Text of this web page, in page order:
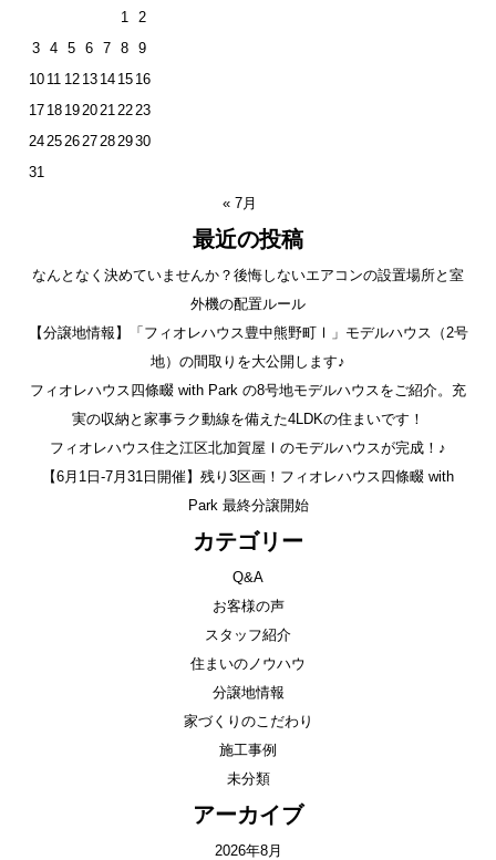
1
2
3
4 5 6 7 8
9
10 11 12 13 14 15 16
17 18 1920212223
24252627282930
31
« 7月
最近の投稿
なんとなく決めていませんか？後悔しないエアコンの設置場所と室
外機の配置ルール
【分譲地情報】「フィオレハウス豊中熊野町Ⅰ」モデルハウス（2号
地）の間取りを大公開します♪
フィオレハウス四條畷 with Park の8号地モデルハウスをご紹介。充
実の収納と家事ラク動線を備えた4LDKの住まいです！
フィオレハウス住之江区北加賀屋Ⅰのモデルハウスが完成！♪
【6月1日-7月31日開催】残り3区画！フィオレハウス四條畷 with
Park 最終分譲開始
カテゴリー
Q&A
お客様の声
スタッフ紹介
住まいのノウハウ
分譲地情報
家づくりのこだわり
施工事例
未分類
アーカイブ
2026年8月